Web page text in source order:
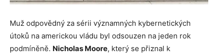
Muž odpovědný za sérii významných kybernetických
útoků na americkou vládu byl odsouzen na jeden rok
podmíněně. Nicholas Moore, který se přiznal k